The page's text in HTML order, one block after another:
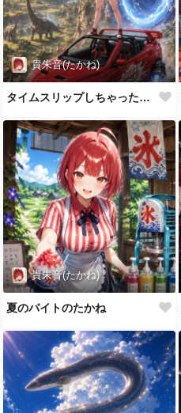
貴朱音(たかね)
タイムスリップしちゃったたかね
貴朱音(たかね)
夏のバイトのたかね